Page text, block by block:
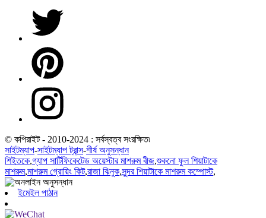
© কপিরাইট - 2010-2024 : সর্বস্বত্ব সংরক্ষিত৷
সাইটম্যাপ-সাইটম্যাপ ট্রান্স-শীর্ষ অনুসন্ধান
শিইতকে,গ্যাপ সার্টিফিকেটেড অয়েস্টার মাশরুম বীজ,শুকনো ফুল শিয়াটাকে
মাশরুম,মাশরুম গ্রোয়িং কিট,রাজা ঝিনুক,সুন্দর শিয়াটাকে মাশরুম কম্পোস্ট,
ইমেইল পাঠান